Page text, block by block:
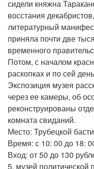
сидели княжна
восстания
литературный
приняла почти две
временного
Потом, с началом
раскопках и по сей
Экспозиция музея
через ее камеры, об
реконструированы
комната свиданий.
Место: Трубецкой
Время: с 10: 00 до 18:
Вход: от 50 до 130
5. музей политической